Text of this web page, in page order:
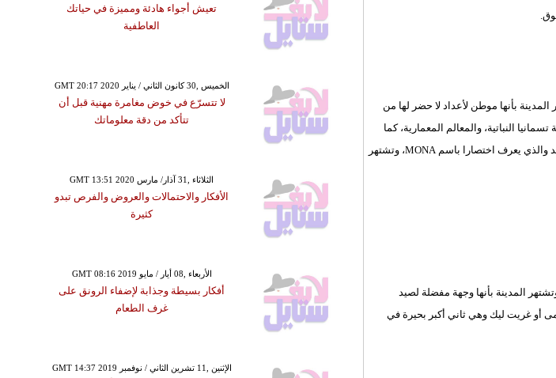
بأنها موطن لأعداد لا حضر لها من
النباتية، والمعالم المعمارية، كما
تحتوي هوبارت أيضا على العديد من المتاحف والمعارض الرائعة مثل لا سيما متحف الفن القديم والعصر الجديد والذي يعرف اختصارا باسم MONA، وتشتهر
المدينة بأنها وجهة مفضلة لصيد
أو غريت ليك وهي ثاني أكبر بحيرة في
تعيش أجواء هادئة ومميزة في حياتك
العاطفية
GMT 20:17 2020 الخميس ,30 كانون الثاني / يناير
لا تتسرّع في خوض مغامرة مهنية قبل أن
تتأكد من دقة معلوماتك
GMT 13:51 2020 الثلاثاء ,31 آذار/ مارس
الأفكار والاحتمالات والعروض والفرص تبدو
كثيرة
GMT 08:16 2019 الأربعاء ,08 أيار / مايو
أفكار بسيطة وجذابة لإضفاء الرونق على
غرف الطعام
GMT 14:37 2019 الإثنين ,11 تشرين الثاني / نوفمبر